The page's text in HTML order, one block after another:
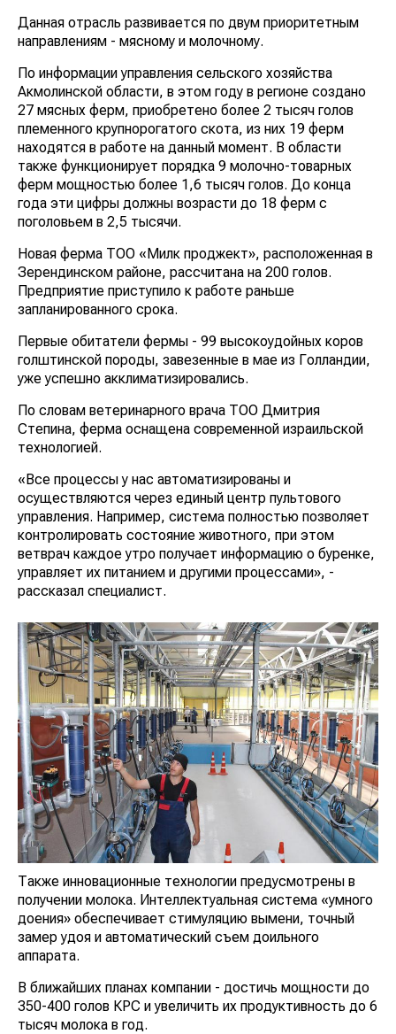
Данная отрасль развивается по двум приоритетным
направлениям - мясному и молочному.
По информации управления сельского хозяйства
Акмолинской области, в этом году в регионе создано
27 мясных ферм, приобретено более 2 тысяч голов
племенного крупнорогатого скота, из них 19 ферм
находятся в работе на данный момент. В области
также функционирует порядка 9 молочно-товарных
ферм мощностью более 1,6 тысяч голов. До конца
года эти цифры должны возрасти до 18 ферм с
поголовьем в 2,5 тысячи.
Новая ферма ТОО «Милк проджект», расположенная в
Зерендинском районе, рассчитана на 200 голов.
Предприятие приступило к работе раньше
запланированного срока.
Первые обитатели фермы - 99 высокоудойных коров
голштинской породы, завезенные в мае из Голландии,
уже успешно акклиматизировались.
По словам ветеринарного врача ТОО Дмитрия
Степина, ферма оснащена современной израильской
технологией.
«Все процессы у нас автоматизированы и
осуществляются через единый центр пультового
управления. Например, система полностью позволяет
контролировать состояние животного, при этом
ветврач каждое утро получает информацию о буренке,
управляет их питанием и другими процессами», -
рассказал специалист.
Также инновационные технологии предусмотрены в
получении молока. Интеллектуальная система «умного
доения» обеспечивает стимуляцию вымени, точный
замер удоя и автоматический съем доильного
аппарата.
В ближайших планах компании - достичь мощности до
350-400 голов КРС и увеличить их продуктивность до 6
тысяч молока в год.